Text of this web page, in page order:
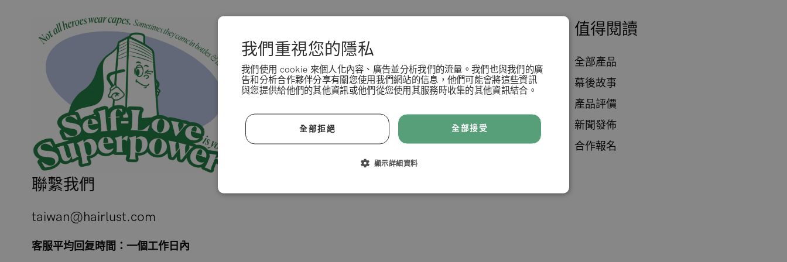
條款 & 條例
聯繫我們
taiwan@hairlust.com
客服平均回复時間：一個工作日內
常見問答 (FAQ)
產品寄送
我的帳戶
訂購管理
值得閱讀
全部產品
幕後故事
產品評價
新聞發佈
合作報名
我們重視您的隱私
我們使用 cookie 來個人化內容、廣告並分析我們的流量。我們也與我們的廣
告和分析合作夥伴分享有關您使用我們網站的信息，他們可能會將這些資訊
與您提供給他們的其他資訊或他們從您使用其服務時收集的其他資訊結合。
全部接受
全部拒絕
顯示詳細資料